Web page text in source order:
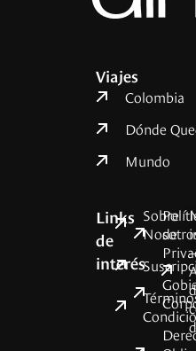
Viajes
Colombia
Dónde
Mundo
Links
de
interés
Sobre
de
–